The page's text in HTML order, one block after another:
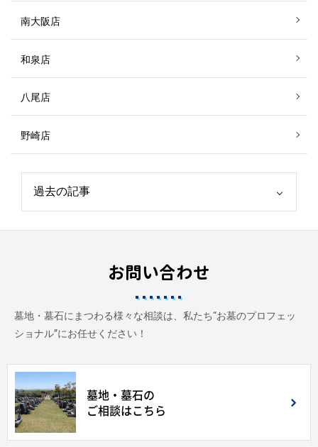
南大阪店
和泉店
八尾店
野崎店
お問い合わせ
墓地・墓石にまつわる様々な相談は、私たち“お墓のプロフェッ
ショナル”にお任せください！
墓地・墓石の
ご相談はこちら